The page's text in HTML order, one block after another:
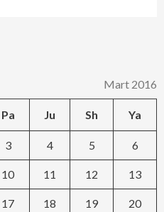
Mart 2016
Pa Ju Sh Ya
3 4 5 6
10 11 12 13
17 18 19 20